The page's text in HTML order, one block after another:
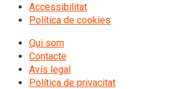
Accessibilitat
Política de cookies
Qui som
Contacte
Avís legal
Política de privacitat